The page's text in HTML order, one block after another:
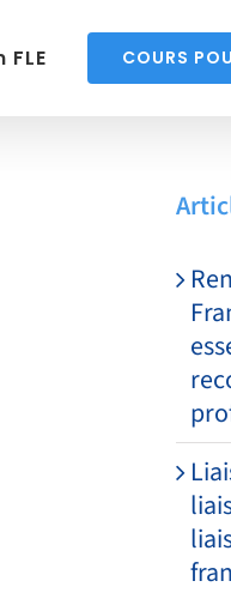
COURS